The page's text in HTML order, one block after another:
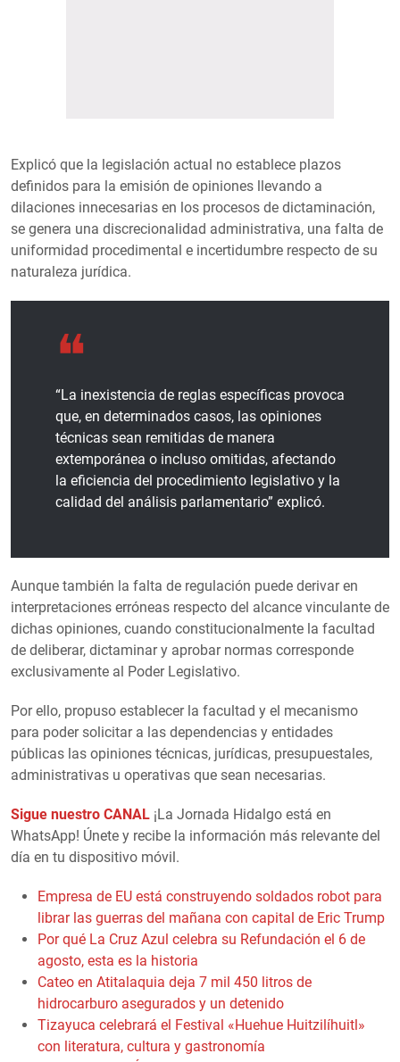
Explicó que la legislación actual no establece plazos
definidos para la emisión de opiniones llevando a
dilaciones innecesarias en los procesos de dictaminación,
se genera una discrecionalidad administrativa, una falta de
uniformidad procedimental e incertidumbre respecto de su
naturaleza jurídica.
“La inexistencia de reglas específicas provoca
que, en determinados casos, las opiniones
técnicas sean remitidas de manera
extemporánea o incluso omitidas, afectando
la eficiencia del procedimiento legislativo y la
calidad del análisis parlamentario” explicó.
Aunque también la falta de regulación puede derivar en
interpretaciones erróneas respecto del alcance vinculante de
dichas opiniones, cuando constitucionalmente la facultad
de deliberar, dictaminar y aprobar normas corresponde
exclusivamente al Poder Legislativo.
Por ello, propuso establecer la facultad y el mecanismo
para poder solicitar a las dependencias y entidades
públicas las opiniones técnicas, jurídicas, presupuestales,
administrativas u operativas que sean necesarias.
Sigue nuestro CANAL ¡La Jornada Hidalgo está en
WhatsApp! Únete y recibe la información más relevante del
día en tu dispositivo móvil.
Empresa de EU está construyendo soldados robot para
librar las guerras del mañana con capital de Eric Trump
Por qué La Cruz Azul celebra su Refundación el 6 de
agosto, esta es la historia
Cateo en Atitalaquia deja 7 mil 450 litros de
hidrocarburo asegurados y un detenido
Tizayuca celebrará el Festival «Huehue Huitzilíhuitl»
con literatura, cultura y gastronomía